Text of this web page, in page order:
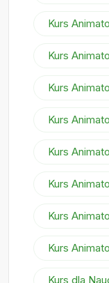
Kurs
Kurs
Kurs
Kurs
Kurs
Kurs
Kurs
Kurs
Kurs dla